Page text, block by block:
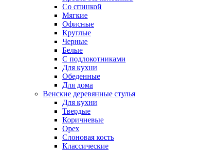
Со спинкой
Мягкие
Офисные
Круглые
Черные
Белые
С подлокотниками
Для кухни
Обеденные
Для дома
Венские деревянные стулья
Для кухни
Твердые
Коричневые
Орех
Слоновая кость
Классические